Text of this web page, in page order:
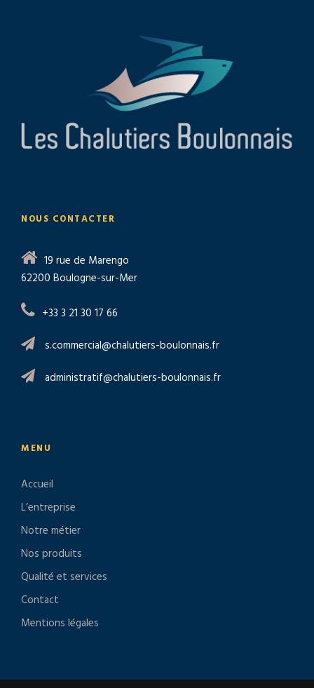
NOUS CONTACTER
19 rue de Marengo
62200 Boulogne-sur-Mer
+33 3 21 30 17 66
s.commercial@chalutiers-boulonnais.fr
administratif@chalutiers-boulonnais.fr
MENU
Accueil
L’entreprise
Notre métier
Nos produits
Qualité et services
Contact
Mentions légales